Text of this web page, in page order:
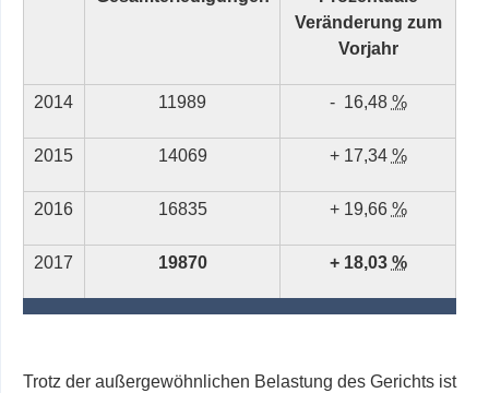
Veränderung zum
Vorjahr
2014 11989 - 16,48 %
2015 14069 + 17,34 %
2016 16835 + 19,66 %
2017 19870 + 18,03 %
Trotz der außergewöhnlichen Belastung des Gerichts ist